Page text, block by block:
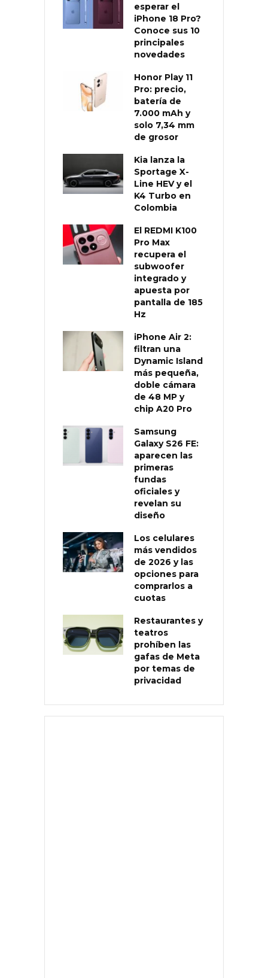
esperar el
iPhone 18 Pro?
Conoce sus 10
principales
novedades
Honor Play 11
Pro: precio,
batería de
7.000 mAh y
solo 7,34 mm
de grosor
Kia lanza la
Sportage X-
Line HEV y el
K4 Turbo en
Colombia
El REDMI K100
Pro Max
recupera el
subwoofer
integrado y
apuesta por
pantalla de 185
Hz
iPhone Air 2:
filtran una
Dynamic Island
más pequeña,
doble cámara
de 48 MP y
chip A20 Pro
Samsung
Galaxy S26 FE:
aparecen las
primeras
fundas
oficiales y
revelan su
diseño
Los celulares
más vendidos
de 2026 y las
opciones para
comprarlos a
cuotas
Restaurantes y
teatros
prohíben las
gafas de Meta
por temas de
privacidad